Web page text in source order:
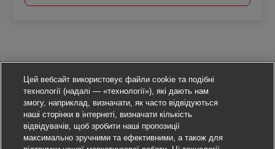
Цей вебсайт використовує файли cookie та подібні
технології (надалі — «технології»), які дають нам
змогу, наприклад, визначати, як часто відвідуються
наші сторінки в інтернеті, визначати кількість
відвідувачів, щоб зробити наші пропозиції
максимально зручними та ефективними, а також для